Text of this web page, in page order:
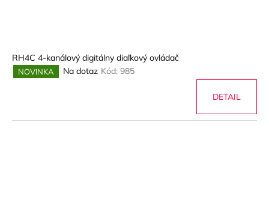
RH4C 4-kanálový digitálny diaľkový ovládač
NOVINKA Na dotaz Kód: 985
DETAIL